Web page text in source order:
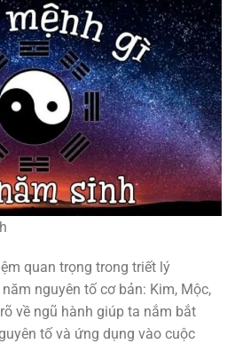
quan trọng trong triết lý
nguyên tố cơ bản: Kim, Mộc,
về ngũ hành giúp ta nắm bắt
tố và ứng dụng vào cuộc